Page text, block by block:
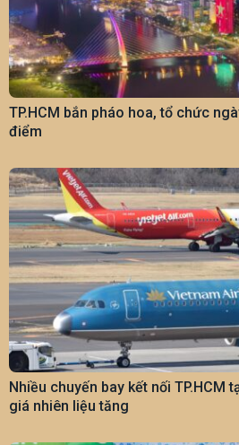
TP.HCM bắn pháo hoa, tổ chức
điểm
Nhiều chuyến bay kết nối TP.HCM
giá nhiên liệu tăng